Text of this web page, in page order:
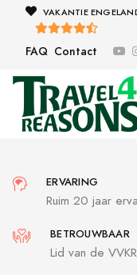
VAKANTIE
FAQ Contact
ERVARING
Ruim 20 jaar
BETROUWBAAR
Lid van de